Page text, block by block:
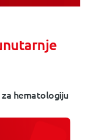
hematologiju